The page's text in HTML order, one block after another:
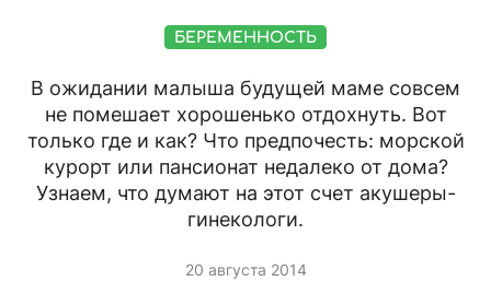
БЕРЕМЕННОСТЬ
В ожидании малыша будущей маме совсем
не помешает хорошенько отдохнуть. Вот
только где и как? Что предпочесть: морской
курорт или пансионат недалеко от дома?
Узнаем, что думают на этот счет акушеры-
гинекологи.
20 августа 2014